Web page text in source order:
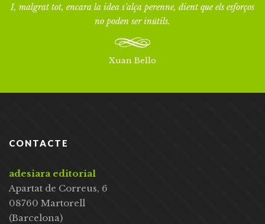
I, malgrat tot, encara la idea s’alça perenne, dient que els esforços
no poden ser inútils.
Xuan Bello
CONTACTE
adesiara editorial
Apartat de Correus, 6
08760 Martorell
(Barcelona)